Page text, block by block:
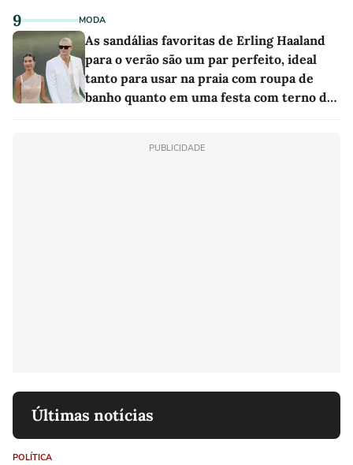
9 MODA
As sandálias favoritas de Erling Haaland
para o verão são um par perfeito, ideal
tanto para usar na praia com roupa de
banho quanto em uma festa com terno de
PUBLICIDADE
Últimas notícias
POLÍTICA